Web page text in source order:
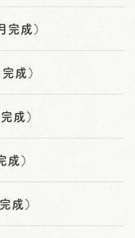
成）
成）
成）
）
成）